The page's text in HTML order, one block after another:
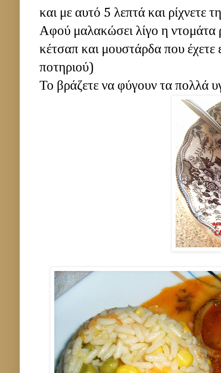
και με αυτό 5 λεπτά και ρίχνετε
Αφού μαλακώσει λίγο η ντομάτα
κέτσαπ και μουστάρδα που έχετε
ποτηριού)
Το βράζετε να φύγουν τα πολλά